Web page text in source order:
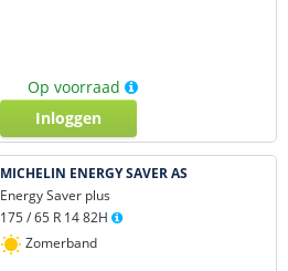
Op voorraad
Inloggen
MICHELIN ENERGY SAVER AS
Energy Saver plus
175 / 65 R 14 82H
Zomerband